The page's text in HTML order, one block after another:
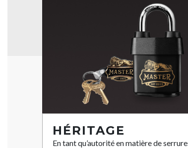
HÉRITAGE
En tant qu’autorité en matière de